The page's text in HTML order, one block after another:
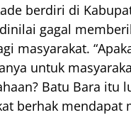
berdiri di
gagal
masyarakat.
untuk
Batu Bara itu
berhak mendapat